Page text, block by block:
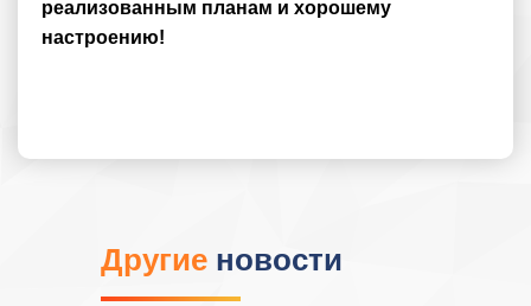
реализованным планам и хорошему
настроению!
Другие новости